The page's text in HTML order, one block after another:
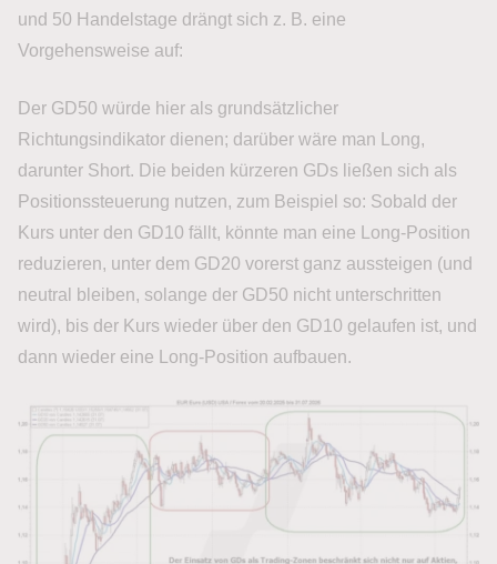
und 50 Handelstage drängt sich z. B. eine
Vorgehensweise auf:
Der GD50 würde hier als grundsätzlicher
Richtungsindikator dienen; darüber wäre man Long,
darunter Short. Die beiden kürzeren GDs ließen sich als
Positionssteuerung nutzen, zum Beispiel so: Sobald der
Kurs unter den GD10 fällt, könnte man eine Long-Position
reduzieren, unter dem GD20 vorerst ganz aussteigen (und
neutral bleiben, solange der GD50 nicht unterschritten
wird), bis der Kurs wieder über den GD10 gelaufen ist, und
dann wieder eine Long-Position aufbauen.